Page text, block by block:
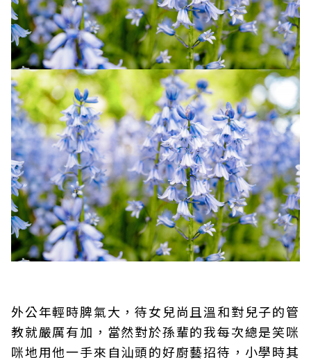
外公年輕時脾氣大，待女兒尚且溫和對兒子的管
教就嚴厲有加，當然對於孫輩的我每次總是笑咪
咪地用他一手來自汕頭的好廚藝招待，小學時其